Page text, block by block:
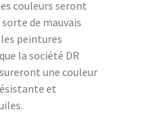
couleurs seront
de mauvais
peintures
la société DR
une couleur
et